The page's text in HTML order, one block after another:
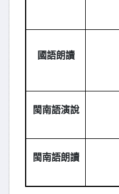
國語朗讀
閩南語演說
閩南語朗讀